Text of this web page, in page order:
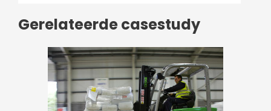
Gerelateerde casestudy